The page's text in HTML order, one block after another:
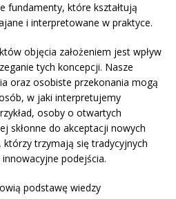
fundamenty, które kształtują
i interpretowane w praktyce.
objęcia założeniem jest wpływ
tych koncepcji. Nasze
oraz osobiste przekonania mogą
w jaki interpretujemy
osoby o otwartych
skłonne do akceptacji nowych
którzy trzymają się tradycyjnych
podejścia.
podstawę wiedzy